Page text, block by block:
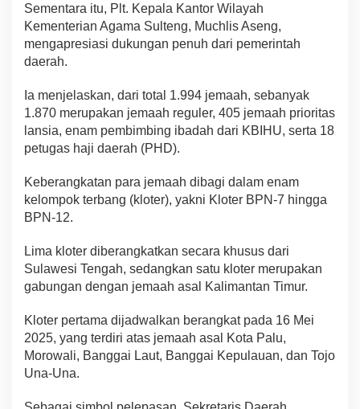
Sementara itu, Plt. Kepala Kantor Wilayah
Kementerian Agama Sulteng, Muchlis Aseng,
mengapresiasi dukungan penuh dari pemerintah
daerah.
Ia menjelaskan, dari total 1.994 jemaah, sebanyak
1.870 merupakan jemaah reguler, 405 jemaah prioritas
lansia, enam pembimbing ibadah dari KBIHU, serta 18
petugas haji daerah (PHD).
Keberangkatan para jemaah dibagi dalam enam
kelompok terbang (kloter), yakni Kloter BPN-7 hingga
BPN-12.
Lima kloter diberangkatkan secara khusus dari
Sulawesi Tengah, sedangkan satu kloter merupakan
gabungan dengan jemaah asal Kalimantan Timur.
Kloter pertama dijadwalkan berangkat pada 16 Mei
2025, yang terdiri atas jemaah asal Kota Palu,
Morowali, Banggai Laut, Banggai Kepulauan, dan Tojo
Una-Una.